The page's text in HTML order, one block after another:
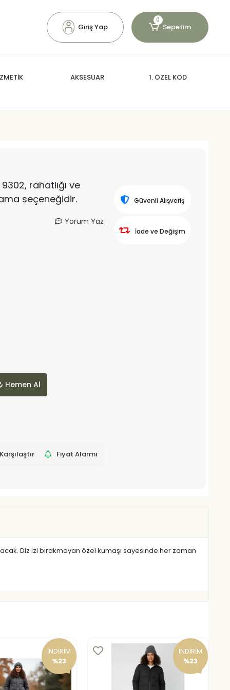
Giriş Yap
0
Sepetim
AKSESUAR 1. ÖZEL KOD
rahatlığı ve
seçeneğidir.
Yorum Yaz
Hemen Al
Karşılaştır
Fiyat Alarmı
Güvenli Alışveriş
İade ve Değişim
Diz izi bırakmayan özel kumaşı sayesinde her zaman
İNDİRİM
%23
İNDİRİM
%23